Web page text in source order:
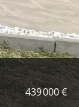
439 000 €